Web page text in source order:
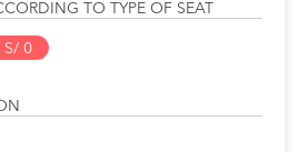
TO TYPE OF SEAT
S/ 0